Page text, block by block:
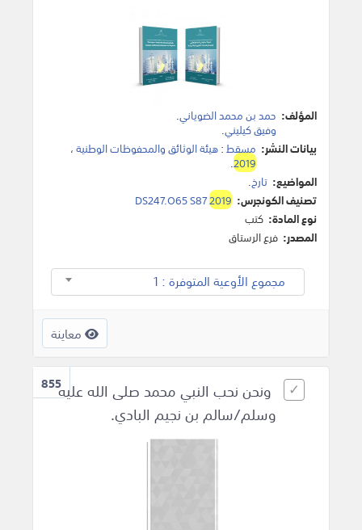
المؤلف: حمد بن محمد الضوياني.
وفيق كيليني.
بيانات النشر: مسقط:هيئة الوثائق والمحفوظات الوطنية،
2019
.
المواضيع: تارخ.
تصنيف الكونجرس:
DS247.O65 S872019
نوع المادة: كتب
المصدر: فرع الرستاق
مجموع الأوعية المتوفرة : 1
معاينة
855ونحن نحب النبي محمد صلى الله عليه
وسلم/سالم بن نجيم البادي.